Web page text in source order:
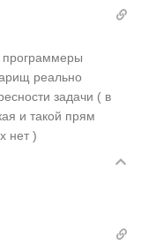
программеры
реально
задачи ( в
и такой прям
нет )